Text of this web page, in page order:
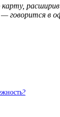
говорится в